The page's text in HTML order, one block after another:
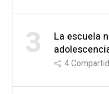
3
La escuela
4